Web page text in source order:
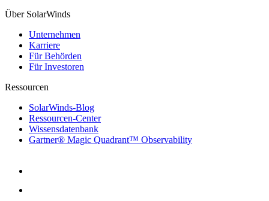
Über SolarWinds
Unternehmen
Karriere
Für Behörden
Für Investoren
Ressourcen
SolarWinds-Blog
Ressourcen-Center
Wissensdatenbank
Gartner® Magic Quadrant™ Observability